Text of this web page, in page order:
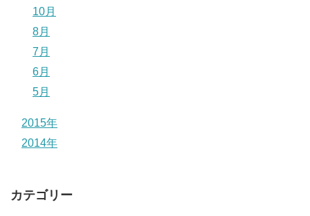
10月
8月
7月
6月
5月
2015年
2014年
カテゴリー